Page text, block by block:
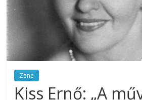
Zene
Kiss Ernő: „A